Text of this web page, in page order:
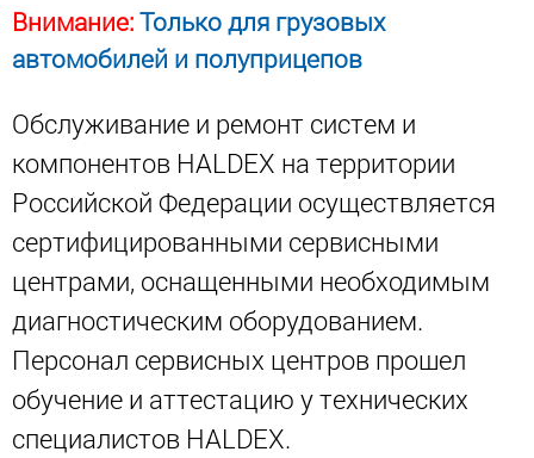
Внимание:Только для грузовых
автомобилей и полуприцепов
Обслуживание и ремонт систем и
компонентов HALDEX на территории
Российской Федерации осуществляется
сертифицированными сервисными
центрами, оснащенными необходимым
диагностическим оборудованием.
Персонал сервисных центров прошел
обучение и аттестацию у технических
специалистов HALDEX.